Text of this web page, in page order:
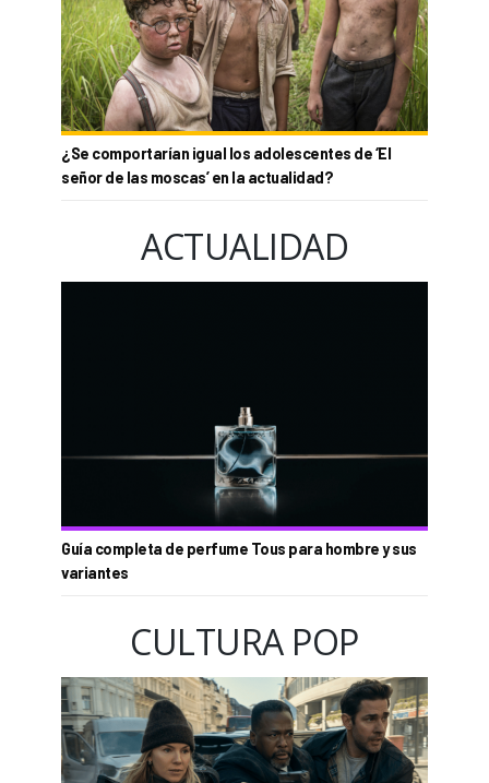
¿Se comportarían igual los adolescentes de ‘El
señor de las moscas’ en la actualidad?
ACTUALIDAD
Guía completa de perfume Tous para hombre y sus
variantes
CULTURA POP